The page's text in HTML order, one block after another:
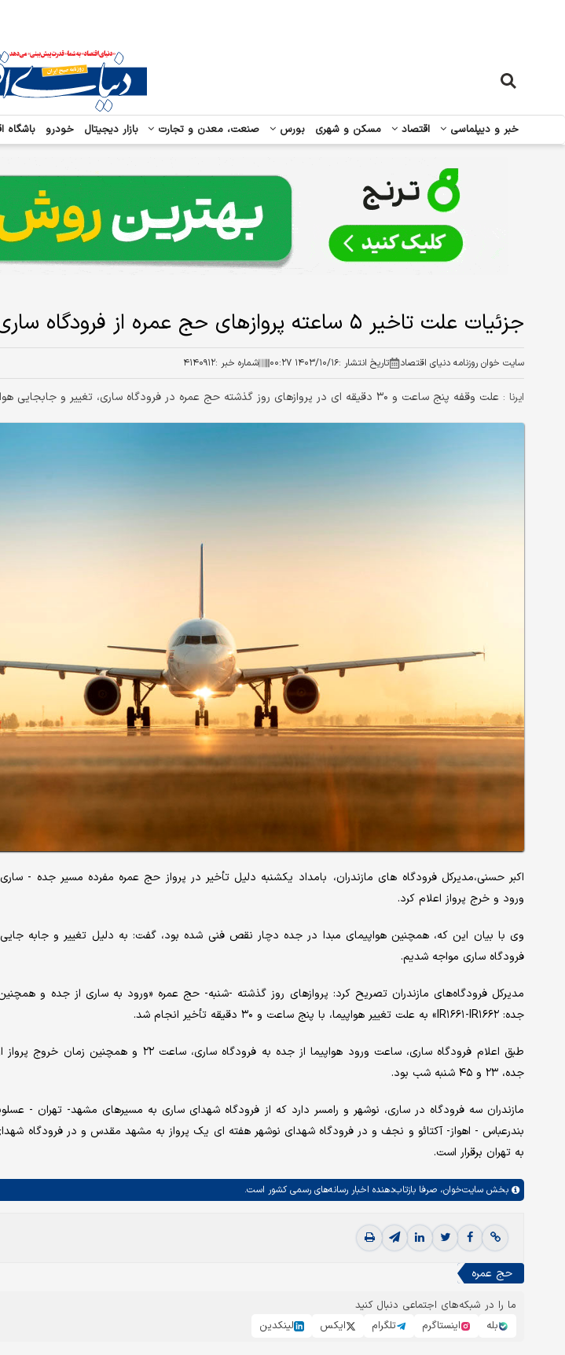
خبر و دیپلماسی اقتصاد مسکن و شهری بورس صنعت، معدن و تجارت بازار دیجیتال خودرو باشگاه
جزئیات علت تاخیر ۵ ساعته پروازهای حج عمره از فرودگاه ساری
سایت خوان روزنامه دنیای اقتصاد تاریخ انتشار :۱۴۰۳/۱۰/۱۶ ۰۰:۲۷ شماره خبر :۴۱۴۰۹۱۲
ایرنا : علت وقفه پنج ساعت و ۳۰ دقیقه ای در پروازهای روز گذشته حج عمره در فرودگاه ساری، تغییر و جابجایی هواپیما شد.
اکبر حسنی،مدیرکل فرودگاه های مازندران، بامداد یکشنبه دلیل تأخیر در پرواز حج عمره مفرده مسیر جده -
ورود و خرج پرواز اعلام کرد.
وی با بیان این که، همچنین هواپیمای‌ مبدا در جده دچار نقص فنی شده بود، گفت: به دلیل تغییر و جابه جایی
فرودگاه ساری مواجه شدیم.
مدیرکل فرودگاه‌های مازندران تصریح کرد: پروازهای روز گذشته -شنبه- حج عمره «ورود به ساری از جده و
جده: IR۱۶۶۱-IR۱۶۶۲» به علت تغییر هواپیما، با پنج ساعت و ۳۰ دقیقه تأخیر انجام شد.
طبق اعلام فرودگاه ساری، ساعت ورود هواپیما از جده به فرودگاه
جده، ۲۳ و ۴۵ شنبه شب بود.
مازندران سه فرودگاه در ساری، ‌نوشهر و رامسر دارد که از فرودگاه شهدای ساری به مسیرهای مشهد- تهران -
بندرعباس - اهواز- آکتائو و نجف و در فرودگاه شهدای نوشهر هفته ای یک پرواز به مشهد مقدس و در فرودگاه
به تهران برقرار است.
بخش سایت‌خوان، صرفا بازتاب‌دهنده اخبار رسانه‌های رسمی کشور است.
حج عمره
ما را در شبکه‌های اجتماعی دنبال کنید
بله
اینستاگرم تلگرام ایکس لینکدین